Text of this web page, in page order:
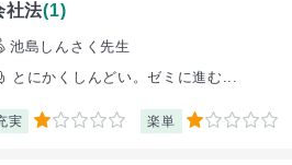
社法(1)
池島しんさく先生
とにかくしんどい。ゼミに進む...
実 1 楽単 1